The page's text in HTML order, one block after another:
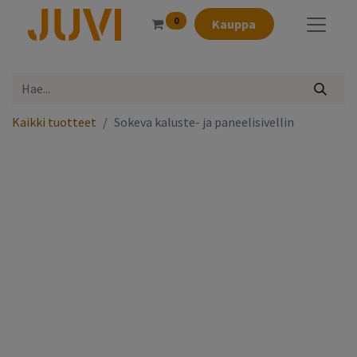
0 Kauppa
Kaikki tuotteet Sokeva kaluste- ja paneelisivellin